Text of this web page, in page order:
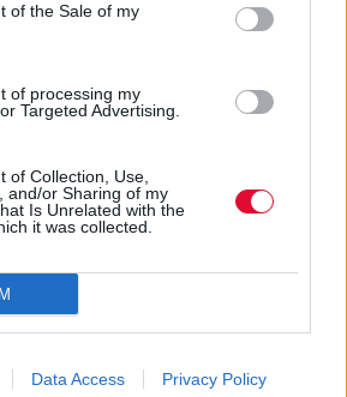
of the Sale of my
of processing my
Targeted Advertising.
of Collection, Use,
and/or Sharing of my
Is Unrelated with the
it was collected.
Data Access Privacy Policy
τα καλύτερα βρετανικά
για το αφιερωματικό
(Οκτωβρίου)!
Party, παρέα με το Dewars!